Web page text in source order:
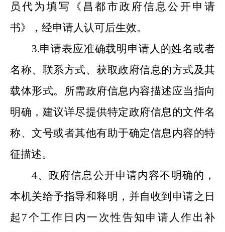
员代为填写《昌都市政府信息公开申请
书》，经申请人认可后生效。
3.申请表应准确载明申请人的姓名或者
名称、联系方式、获取政府信息的方式及其
载体形式。所需政府信息内容描述应当指向
明确，建议详尽提供特定政府信息的文件名
称、文号或者其他有助于确定信息内容的特
征描述。
4、政府信息公开申请内容不明确的，
本机关给予指导和释明，并自收到申请之日
起 7个工作日内一次性告知申请人作出补